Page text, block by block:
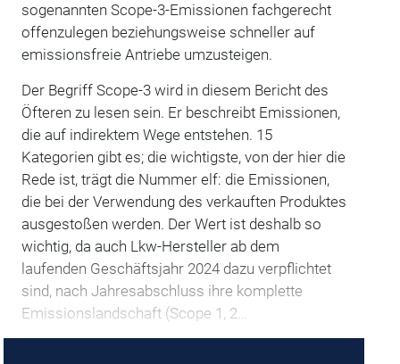
sogenannten Scope-3-Emissionen fachgerecht
offenzulegen beziehungsweise schneller auf
emissionsfreie Antriebe umzusteigen.
Der Begriff Scope-3 wird in diesem Bericht des
Öfteren zu lesen sein. Er beschreibt Emissionen,
die auf indirektem Wege entstehen. 15
Kategorien gibt es; die wichtigste, von der hier die
Rede ist, trägt die Nummer elf: die Emissionen,
die bei der Verwendung des verkauften Produktes
ausgestoßen werden. Der Wert ist deshalb so
wichtig, da auch Lkw-Hersteller ab dem
laufenden Geschäftsjahr 2024 dazu verpflichtet
sind, nach Jahresabschluss ihre komplette
Emissionslandschaft (Scope 1, 2…